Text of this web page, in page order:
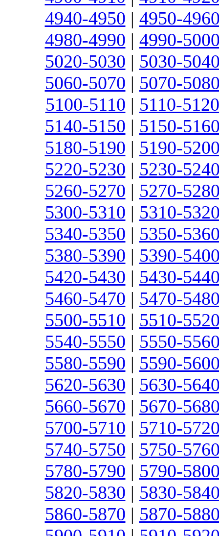
4940-4950 | 4950-
4980-4990 | 4990-
5020-5030 | 5030-
5060-5070 | 5070-
5100-5110 | 5110-5120
5140-5150 | 5150-
5180-5190 | 5190-
5220-5230 | 5230-
5260-5270 | 5270-
5300-5310 | 5310-
5340-5350 | 5350-
5380-5390 | 5390-
5420-5430 | 5430-
5460-5470 | 5470-
5500-5510 | 5510-
5540-5550 | 5550-
5580-5590 | 5590-
5620-5630 | 5630-
5660-5670 | 5670-
5700-5710 | 5710-
5740-5750 | 5750-
5780-5790 | 5790-
5820-5830 | 5830-
5860-5870 | 5870-